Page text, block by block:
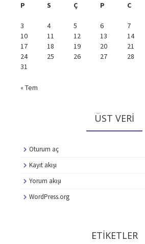
P
S Ç P C
3
4 5 6 7
10
11 12 13 14
17
18 19 20 21
24
25 26 27 28
31
« Tem
ÜST VERI
Oturum aç
Kayıt akışı
Yorum akışı
WordPress.org
ETIKETLER